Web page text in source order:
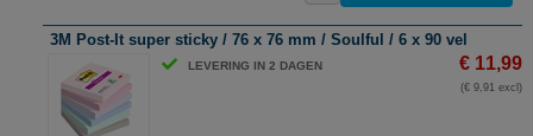
3M Post-It super sticky / 76 x 76 mm / Soulful / 6 x 90 vel
LEVERING IN 2 DAGEN € 11,99
(€ 9,91 excl)